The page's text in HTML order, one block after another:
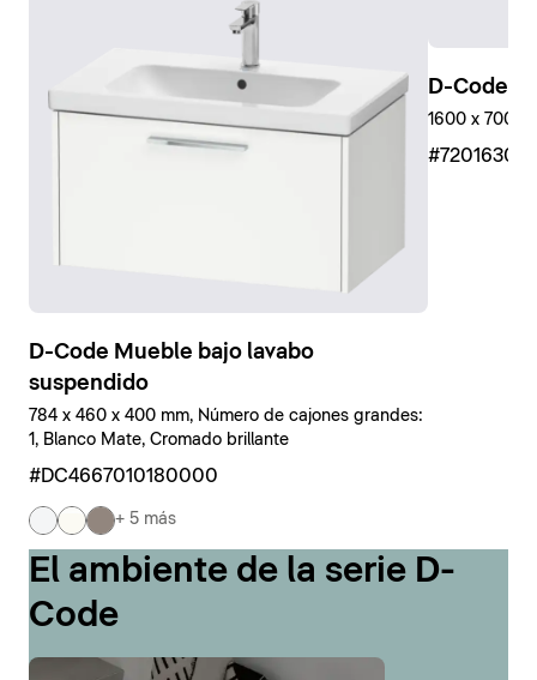
D-Code Mueble bajo lavabo
suspendido
784 x 460 x 400 mm, Número de cajones grandes:
1, Blanco Mate, Cromado brillante
#DC4667010180000
+ 5 más
D-Code
1600 x 700
El ambiente de la serie D-
Code